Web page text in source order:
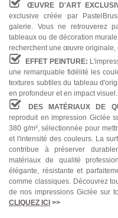
ŒUVRE D'ART
exclusive créée par
galerie. Vous ne retrouverez
tableaux ou de décoration
recherchent une œuvre originale,
EFFET PEINTURE:
une remarquable fidélité les
textures subtiles du tableau
en profondeur et en impact visuel.
DES MATÉRIAUX DE
reproduit en impression Giclée
380 g/m², sélectionnée pour
et l'intensité des couleurs. La
contribue à préserver
matériaux de qualité
élégante, résistante et
comme classiques. Découvrez
de nos impressions Giclée sur
CLIQUEZ ICI >>